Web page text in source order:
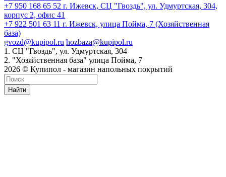
+7 950 168 65 52 г. Ижевск, СЦ "Гвоздь", ул. Удмуртская, 304,
корпус 2, офис 41
+7 922 501 63 11 г. Ижевск, улица Пойма, 7 (Хозяйственная
база)
gvozd@kupipol.ru hozbaza@kupipol.ru
1. СЦ "Гвоздь", ул. Удмуртская, 304
2. "Хозяйственная база" улица Пойма, 7
2026 © Купипол - магазин напольных покрытий
Найти